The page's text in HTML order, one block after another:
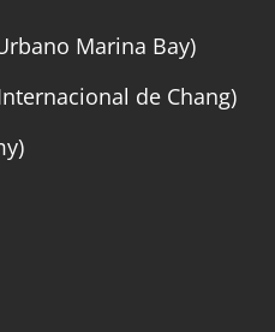
Marina Bay)
de Chang)